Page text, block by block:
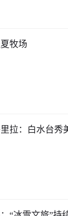
牧场
拉：白水台秀